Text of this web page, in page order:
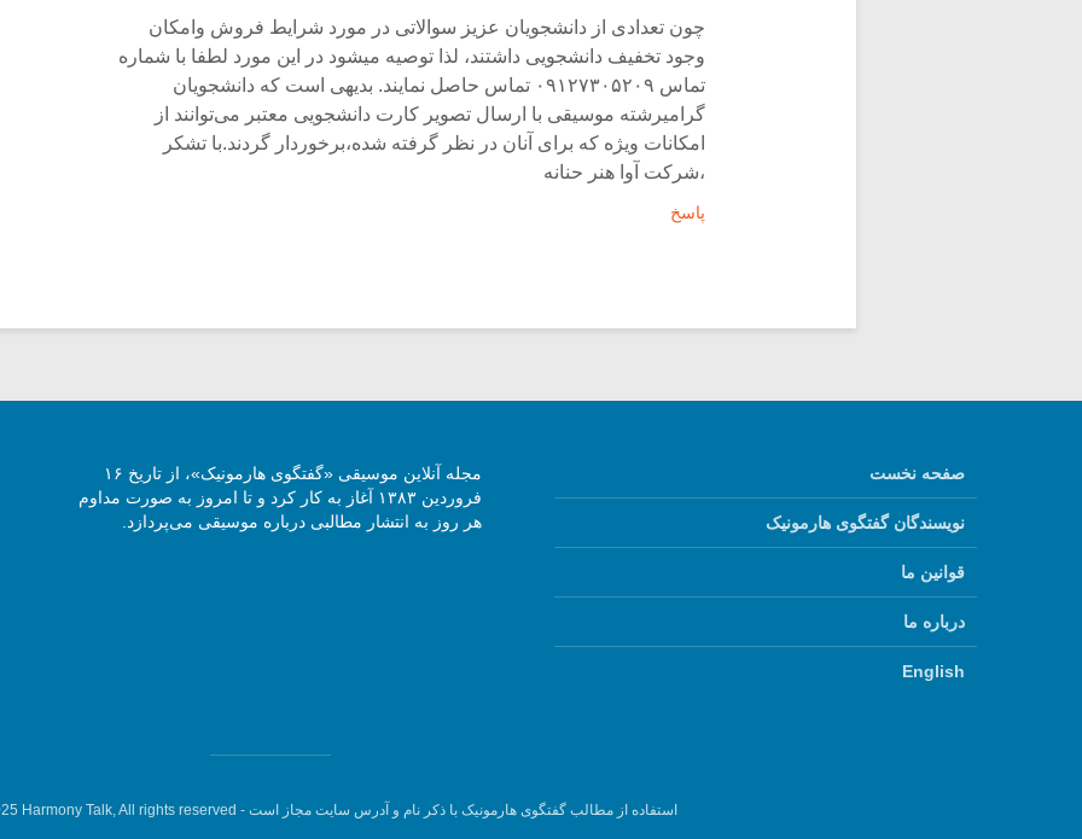
چون تعدادی از دانشجویان عزیز سوالاتی در مورد شرایط فروش وامکان
وجود تخفیف دانشجویی داشتند، لذا توصیه میشود در این مورد لطفا با شماره
تماس ۰۹۱۲۷۳۰۵۲۰۹ تماس حاصل نمایند. بدیهی است که دانشجویان
گرامیرشته موسیقی با ارسال تصویر کارت دانشجویی معتبر می‌توانند از
امکانات ویژه که برای آنان در نظر گرفته شده،برخوردار گردند.با تشکر
،شرکت آوا هنر حنانه
پاسخ
صفحه نخست
نویسندگان گفتگوی هارمونیک
قوانین ما
درباره ما
English
مجله آنلاین موسیقی «گفتگوی هارمونیک»، از تاریخ ۱۶
فروردین ۱۳۸۳ آغاز به کار کرد و تا امروز به صورت مداوم
هر روز به انتشار مطالبی درباره موسیقی می‌پردازد.
استفاده از مطالب گفتگوی هارمونیک با ذکر نام و آدرس سایت مجاز است - Harmony Talk, All rights reserved.